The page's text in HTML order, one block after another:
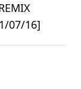
07/16]